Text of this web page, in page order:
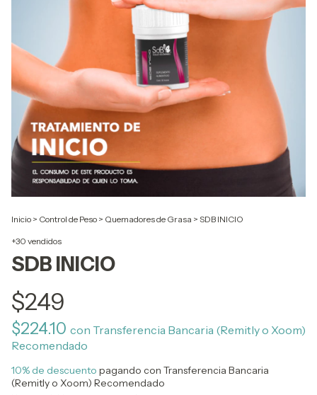
Inicio > Control de Peso > Quemadores de Grasa > SDB INICIO
+30 vendidos
SDB INICIO
$249
$224.10 con Transferencia Bancaria (Remitly o Xoom)
Recomendado
10% de descuento pagando con Transferencia Bancaria
(Remitly o Xoom) Recomendado